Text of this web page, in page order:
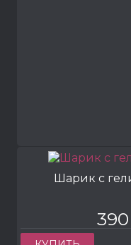
Шарик с